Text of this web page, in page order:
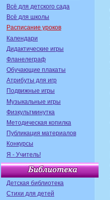
Всё для детского сада
Всё для школы
Расписание уроков
Календари
Дидактические игры
Фланелеграф
Обучающие плакаты
Атрибуты для игр
Подвижные игры
Музыкальные игры
Физкультминутка
Методическая копилка
Публикация материалов
Конкурсы
Я - Учитель!
Детская библиотека
Стихи для детей